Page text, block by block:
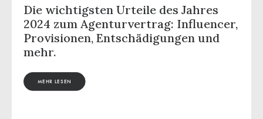
Die wichtigsten Urteile des Jahres
2024 zum Agenturvertrag: Influencer,
Provisionen, Entschädigungen und
mehr.
MEHR LESEN